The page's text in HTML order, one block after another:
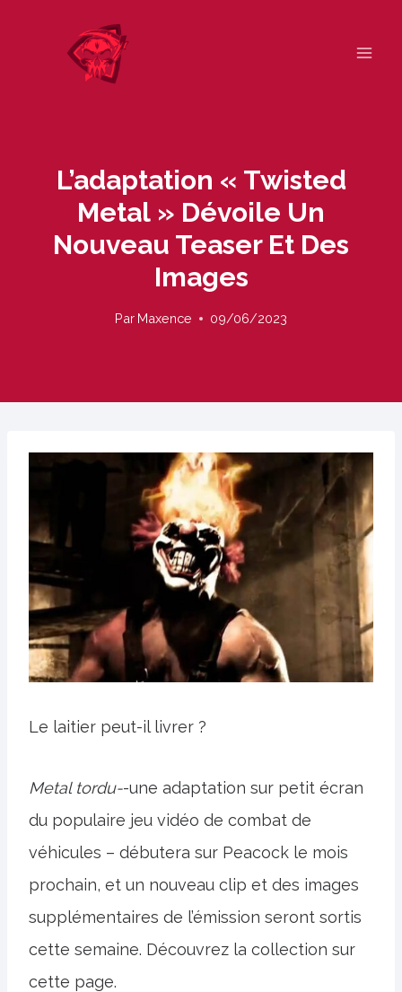
L’adaptation « Twisted
Metal » Dévoile Un
Nouveau Teaser Et Des
Images
Par Maxence 09/06/2023
Le laitier peut-il livrer ?
Metal tordu--une adaptation sur petit écran
du populaire jeu vidéo de combat de
véhicules – débutera sur Peacock le mois
prochain, et un nouveau clip et des images
supplémentaires de l’émission seront sortis
cette semaine. Découvrez la collection sur
cette page.